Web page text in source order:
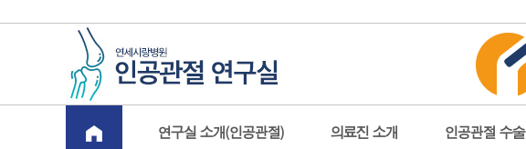
연구실 소개(인공관절) 의료진 소개 인공관절 수술